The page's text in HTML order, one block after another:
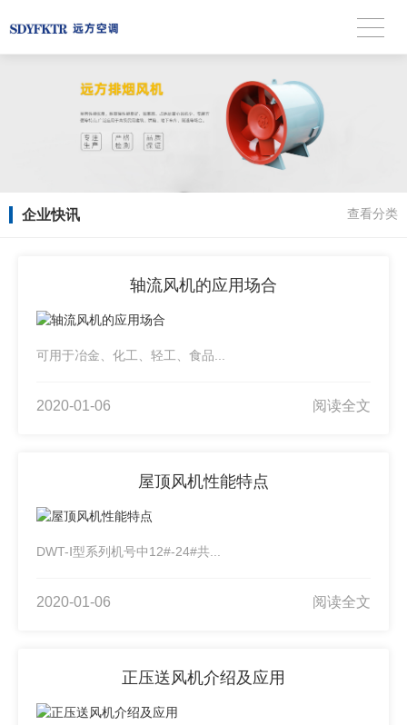
企业快讯 查看分类
轴流风机的应用场合
可用于冶金、化工、轻工、食品...
2020-01-06 阅读全文
屋顶风机性能特点
DWT-Ⅰ型系列机号中12#-24#共...
2020-01-06 阅读全文
正压送风机介绍及应用